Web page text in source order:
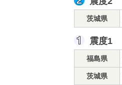
茨城県
震度1
福島県
茨城県